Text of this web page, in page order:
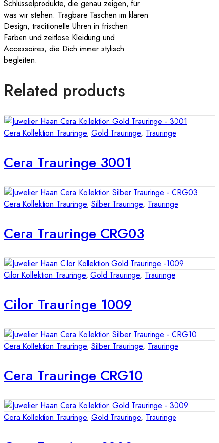
Schlüsselprodukte, die genau zeigen, für
was wir stehen: Tragbare Taschen im klaren
Design, traditionelle Uhren in frischen
Farben und zeitlose Kleidung und
Accessoires, die Dich immer stylisch
begleiten.
Related products
Cera Kollektion Trauringe, Gold Trauringe, Trauringe
Cera Trauringe 3001
Cera Kollektion Trauringe, Silber Trauringe, Trauringe
Cera Trauringe CRG03
Cilor Kollektion Trauringe, Gold Trauringe, Trauringe
Cilor Trauringe 1009
Cera Kollektion Trauringe, Silber Trauringe, Trauringe
Cera Trauringe CRG10
Cera Kollektion Trauringe, Gold Trauringe, Trauringe